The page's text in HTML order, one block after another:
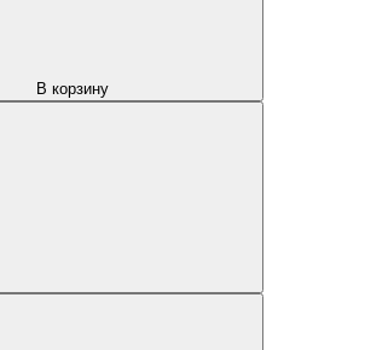
В корзину